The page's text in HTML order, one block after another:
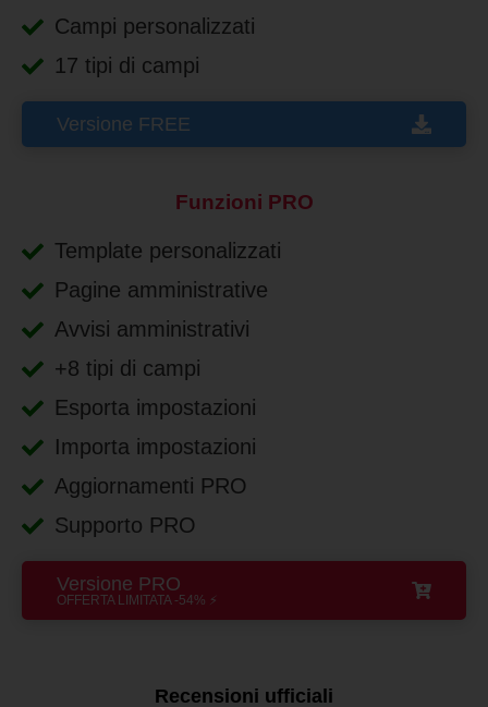
Campi personalizzati
17 tipi di campi
Versione FREE
Funzioni PRO
Template personalizzati
Pagine amministrative
Avvisi amministrativi
+8 tipi di campi
Esporta impostazioni
Importa impostazioni
Aggiornamenti PRO
Supporto PRO
Versione PRO
OFFERTA LIMITATA -54% ⚡
Recensioni ufficiali